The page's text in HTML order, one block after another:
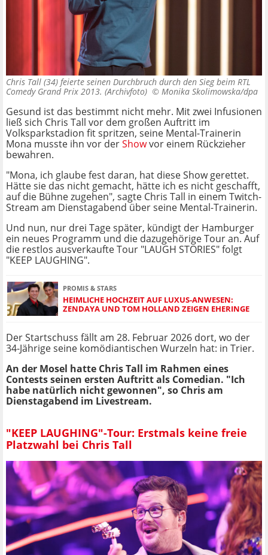
Chris Tall (34) feierte seinen Durchbruch durch den Sieg beim RTL
Comedy Grand Prix 2013. (Archivfoto) © Monika Skolimowska/dpa
Gesund ist das bestimmt nicht mehr. Mit zwei Infusionen
ließ sich Chris Tall vor dem großen Auftritt im
Volksparkstadion fit spritzen, seine Mental-Trainerin
Mona musste ihn vor derShowvor einem Rückzieher
bewahren.
"Mona, ich glaube fest daran, hat diese Show gerettet.
Hätte sie das nicht gemacht, hätte ich es nicht geschafft,
auf die Bühne zugehen", sagte Chris Tall in einem Twitch-
Stream am Dienstagabend über seine Mental-Trainerin.
Und nun, nur drei Tage später, kündigt der Hamburger
ein neues Programm und die dazugehörige Tour an. Auf
die restlos ausverkaufte Tour "LAUGH STORIES" folgt
"KEEP LAUGHING".
PROMIS & STARS
HEIMLICHE HOCHZEIT AUF LUXUS-ANWESEN:
ZENDAYA UND TOM HOLLAND ZEIGEN EHERINGE
Der Startschuss fällt am 28. Februar 2026 dort, wo der
34-Jährige seine komödiantischen Wurzeln hat: in Trier.
An der Mosel hatte Chris Tall im Rahmen eines
Contests seinen ersten Auftritt als Comedian. "Ich
habe natürlich nicht gewonnen", so Chris am
Dienstagabend im Livestream.
"KEEP LAUGHING"-Tour: Erstmals keine freie
Platzwahl bei Chris Tall